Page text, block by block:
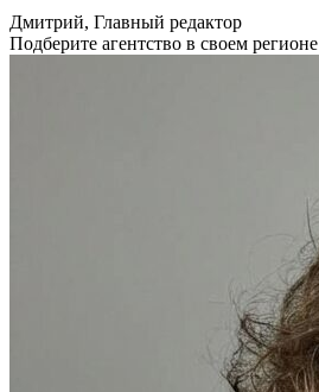
Дмитрий, Главный редактор
Подберите агентство в своем регионе